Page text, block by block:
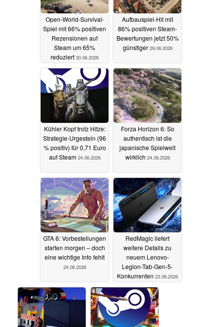
Open-World-Survival-
Spiel mit 66% positiven
Rezensionen auf
Steam um 65%
reduziert 30.06.2026
Aufbauspiel-Hit mit
86% positiven Steam-
Bewertungen jetzt 50%
günstiger 29.06.2026
Kühler Kopf trotz Hitze:
Strategie-Urgestein (96
% positiv) für 0,71 Euro
auf Steam 24.06.2026
Forza Horizon 6: So
authentisch ist die
japanische Spielwelt
wirklich 24.06.2026
GTA 6: Vorbestellungen
starten morgen – doch
eine wichtige Info fehlt
24.06.2026
RedMagic liefert
weitere Details zu
neuem Lenovo-
Legion-Tab-Gen-5-
Konkurrenten 23.06.2026